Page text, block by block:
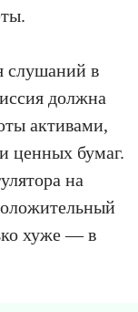
слушаний в
должна
активами,
ценных бумаг.
на
хуже — в